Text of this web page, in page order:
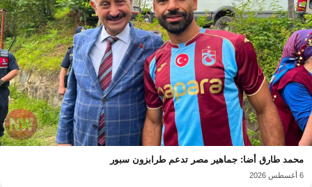
محمد طارق أضا: جماهير مصر تدعم طرابزون سبور
6 أغسطس 2026